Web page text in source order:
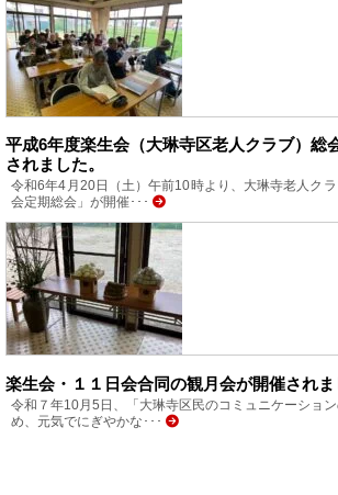
平成6年度楽生会（大琳寺区老人クラブ）総
されました。
令和6年4月20日（土）午前10時より、大琳寺老人ク
会定期総会」が開催･･･
楽生会・１１日会合同の観月会が開催されま
令和７年10月5日、「大琳寺区民のコミュニケーショ
め、元気でにぎやかな･･･